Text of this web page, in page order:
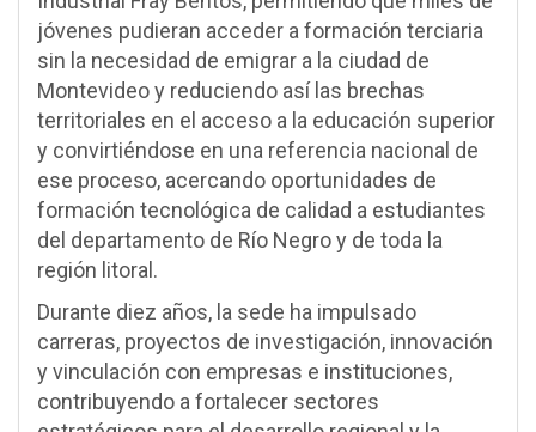
jóvenes pudieran acceder a formación terciaria
sin la necesidad de emigrar a la ciudad de
Montevideo y reduciendo así las brechas
territoriales en el acceso a la educación superior
y convirtiéndose en una referencia nacional de
ese proceso, acercando oportunidades de
formación tecnológica de calidad a estudiantes
del departamento de Río Negro y de toda la
región litoral.
Durante diez años, la sede ha impulsado
carreras, proyectos de investigación, innovación
y vinculación con empresas e instituciones,
contribuyendo a fortalecer sectores